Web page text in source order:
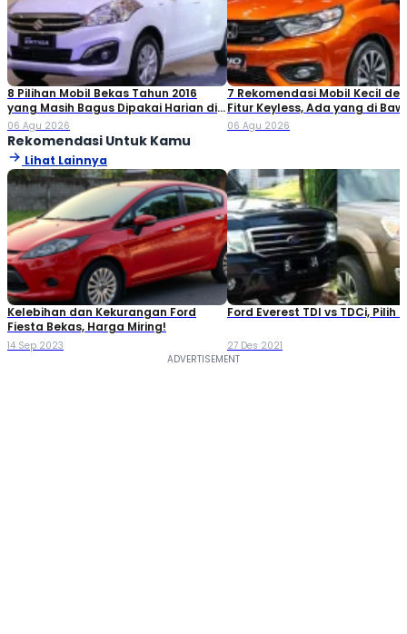
8 Pilihan Mobil Bekas Tahun 2016
yang Masih Bagus Dipakai Harian di
2026
06 Agu 2026
7 Rekomendasi Mobil Kecil
Fitur Keyless, Ada yang di
Rp80 Juta!
06 Agu 2026
Rekomendasi Untuk Kamu
Lihat Lainnya
Kelebihan dan Kekurangan Ford
Fiesta Bekas, Harga Miring!
14 Sep 2023
Ford Everest TDI vs TDCi, Pilih
27 Des 2021